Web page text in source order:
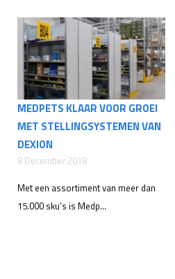
MEDPETS KLAAR VOOR GROEI
MET STELLINGSYSTEMEN VAN
DEXION
8 December 2018
Met een assortiment van meer dan
15.000 sku’s is Medp...